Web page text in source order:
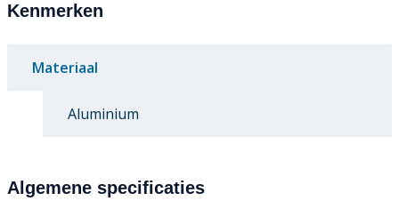
Kenmerken
Materiaal
Aluminium
Algemene specificaties